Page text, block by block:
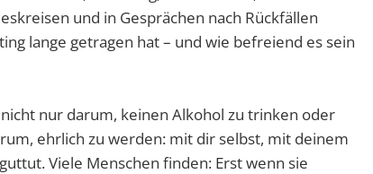
und in Gesprächen nach Rückfällen
lange getragen hat – und wie befreiend es sein
nur darum, keinen Alkohol zu trinken oder
ehrlich zu werden: mit dir selbst, mit deinem
Viele Menschen finden: Erst wenn sie